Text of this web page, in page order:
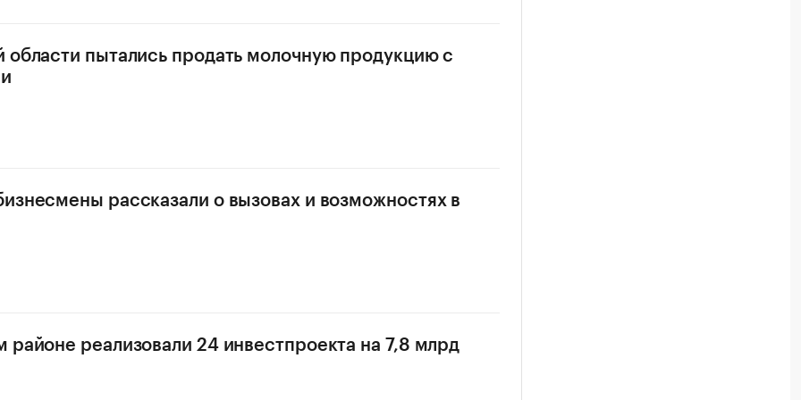
пытались продать молочную продукцию с
рассказали о вызовах и возможностях в
реализовали 24 инвестпроекта на 7,8 млрд